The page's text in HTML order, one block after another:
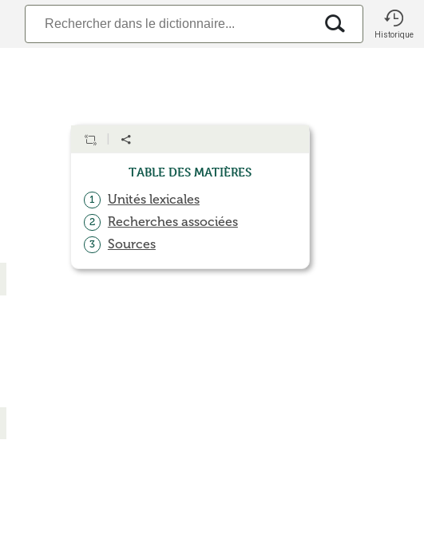
Historique
Table des matières
1 Unités lexicales
2 Recherches associées
3 Sources